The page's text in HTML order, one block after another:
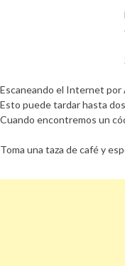
Escaneando el Internet
Esto puede tardar hasta
Cuando encontremos un
Toma una taza de café y